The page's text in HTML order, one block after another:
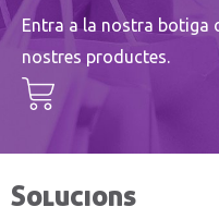
Entra a la nostra botiga
nostres productes.
Solucions